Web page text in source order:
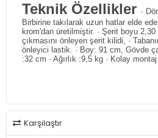
Teknik Özellikler ·
Birbirine takılarak uzun hatlar elde
krom'dan üretilmiştir. · Şerit boyu
çıkmasını önleyen şerit kilidi, ·
önleyici lastik. · Boy: 91 cm, Gövde
:32 cm · Ağırlık :9,5 kg · Kolay montaj
Karşılaştır